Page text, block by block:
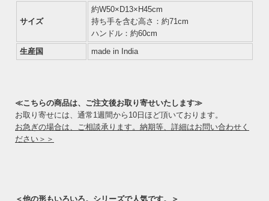
サイズ
約W50×D13×H45cm
持ち手を含む高さ：約71cm
ハンドル：約60cm
生産国
made in India
≪こちらの商品は、ご注文後お取り寄せいたします≫
お取り寄せには、通常1週間から10日ほど頂いております。
お急ぎの場合は、ご相談承ります。納期等、詳細はお問い合わせく
ださい＞＞
＜他の形もいろいろ。シリーズで人気です。＞